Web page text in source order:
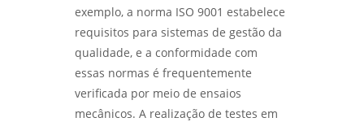
COMO FUNCIONA O SERVIÇO DE
QUALIFICAÇÃO DE SOLDADOR E SUAS
VANTAGENS - LABMETAL
ANÁLISE DE FALHAS EM MÁQUINAS E
EQUIPAMENTOS PARA OTIMIZAÇÃO DE
PRODUÇÃO - LABMETAL
exemplo, a norma ISO 9001 estabelece
requisitos para sistemas de gestão da
qualidade, e a conformidade com
essas normas é frequentemente
verificada por meio de ensaios
mecânicos. A realização de testes em